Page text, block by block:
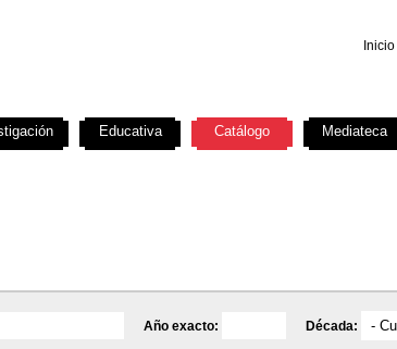
Inicio
Año exacto: Década:
Educativa Catálogo Mediateca